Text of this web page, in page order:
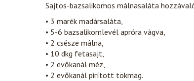
Sajtos-bazsalikomos málnasaláta
• 3 marék madársaláta,
• 5-6 bazsalikomlevél apróra vágva,
• 2 csésze málna,
• 10 dkg fetasajt,
• 2 evőkanál méz,
• 2 evőkanál pirított tökmag.